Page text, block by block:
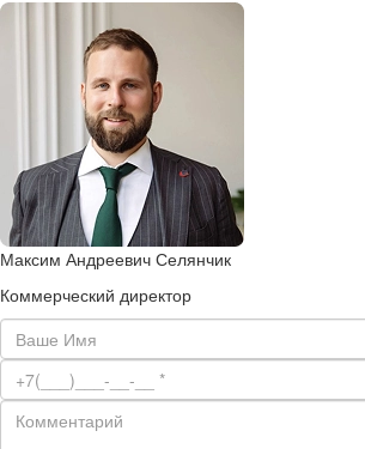
Максим Андреевич Селянчик
Коммерческий директор